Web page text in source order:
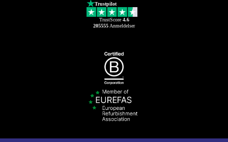
Trustpilot
TrustScore 4.6
205555 Anmeldelser